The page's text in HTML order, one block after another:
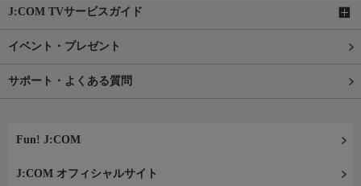
J:COM TVサービスガイド
イベント・プレゼント
サポート・よくある質問
Fun! J:COM
J:COM オフィシャルサイト